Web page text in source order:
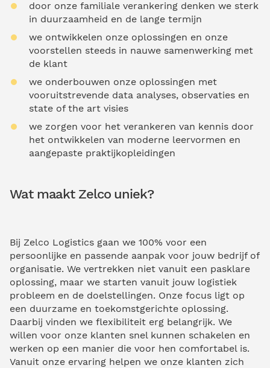
door onze familiale verankering denken we sterk
in duurzaamheid en de lange termijn
we ontwikkelen onze oplossingen en onze
voorstellen steeds in nauwe samenwerking met
de klant
we onderbouwen onze oplossingen met
vooruitstrevende data analyses, observaties en
state of the art visies
we zorgen voor het verankeren van kennis door
het ontwikkelen van moderne leervormen en
aangepaste praktijkopleidingen
Wat maakt Zelco uniek?
Bij Zelco Logistics gaan we 100% voor een
persoonlijke en passende aanpak voor jouw bedrijf of
organisatie. We vertrekken niet vanuit een pasklare
oplossing, maar we starten vanuit jouw logistiek
probleem en de doelstellingen. Onze focus ligt op
een duurzame en toekomstgerichte oplossing.
Daarbij vinden we flexibiliteit erg belangrijk. We
willen voor onze klanten snel kunnen schakelen en
werken op een manier die voor hen comfortabel is.
Vanuit onze ervaring helpen we onze klanten zich